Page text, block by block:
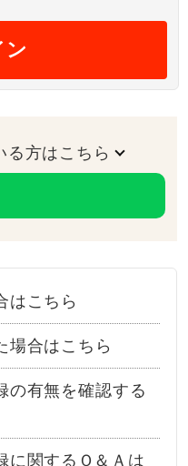
ン
方はこちら
はこちら
場合はこちら
の有無を確認する
に関するＱ＆Ａは